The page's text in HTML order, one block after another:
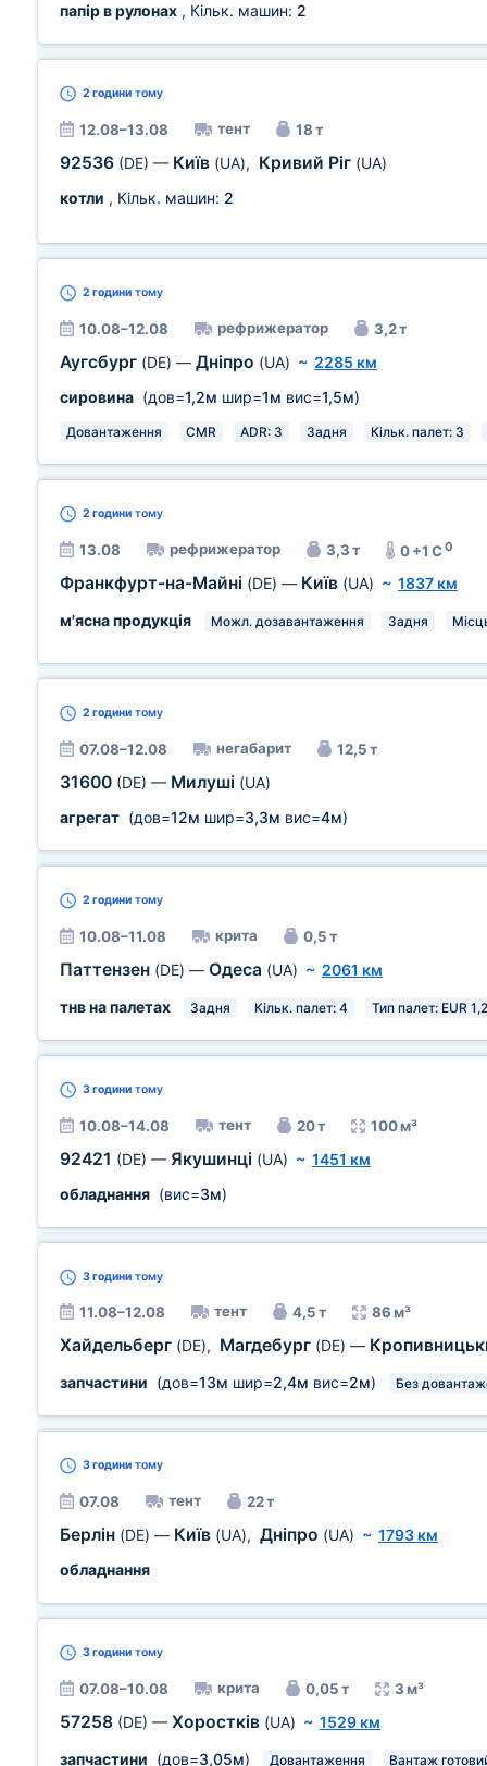
папір в рулонах , Кільк. машин: 2
2 години тому
12.08–13.08 тент 18 т
92536 (DE) — Київ (UA), Кривий Ріг (UA)
котли , Кільк. машин: 2
2 години тому
10.08–12.08 рефрижератор 3,2 т
Аугсбург (DE) — Дніпро (UA) ~ 2285 км
сировина (дов=1,2м шир=1м вис=1,5м)
Довантаження CMR ADR: 3 Задня Кільк. палет: 3
2 години тому
13.08 рефрижератор 3,3 т 0 +1 C0
Франкфурт-на-Майні (DE) — Київ (UA) ~ 1837 км
м'ясна продукція
Можл. дозавантаження Задня
2 години тому
07.08–12.08 негабарит 12,5 т
31600 (DE) — Милуші (UA)
агрегат (дов=12м шир=3,3м вис=4м)
2 години тому
10.08–11.08 крита 0,5 т
Паттензен (DE) — Одеса (UA) ~ 2061 км
тнв на палетах
Задня Кільк. палет: 4 Тип палет: EUR
3 години тому
10.08–14.08 тент 20 т 100 м³
92421 (DE) — Якушинці (UA) ~ 1451 км
обладнання (вис=3м)
3 години тому
11.08–12.08 тент 4,5 т 86 м³
Хайдельберг (DE), Магдебург (DE) —
запчастини (дов=13м шир=2,4м вис=2м) Без
3 години тому
07.08 тент 22 т
Берлін (DE) — Київ (UA), Дніпро (UA) ~ 1793 км
обладнання
3 години тому
07.08–10.08 крита 0,05 т 3 м³
57258 (DE) — Хоростків (UA) ~ 1529 км
запчастини (дов=3,05м) Довантаження Вантаж